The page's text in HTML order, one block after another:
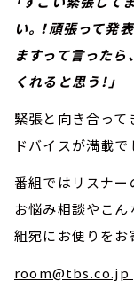
い。！頑張って発
ますって言ったら
くれると思う！」
緊張と向き合って
ドバイスが満載で
番組ではリスナー
お悩み相談やこん
組宛にお便りをお
room@tbs.co.jp